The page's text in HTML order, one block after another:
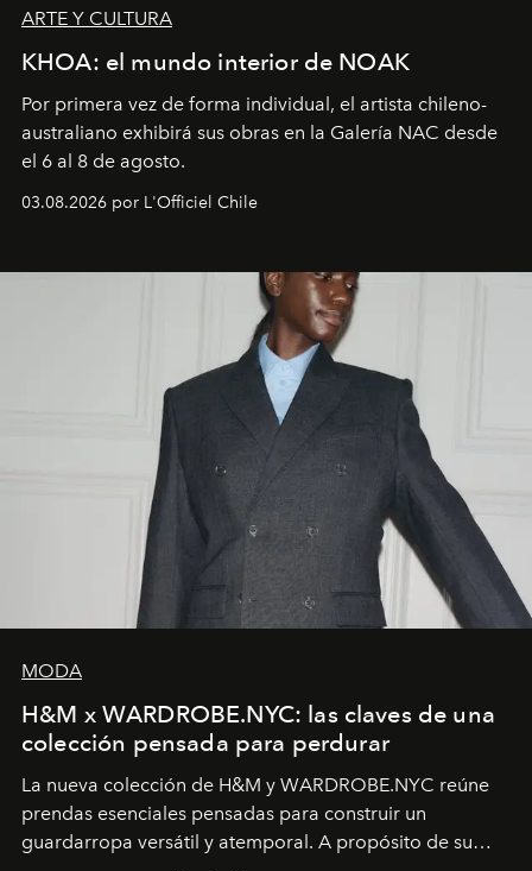
ARTE Y CULTURA
KHOA: el mundo interior de NOAK
Por primera vez de forma individual, el artista chileno-
australiano exhibirá sus obras en la Galería NAC desde
el 6 al 8 de agosto.
03.08.2026 por L'Officiel Chile
MODA
H&M x WARDROBE.NYC: las claves de una
colección pensada para perdurar
La nueva colección de H&M y WARDROBE.NYC reúne
prendas esenciales pensadas para construir un
guardarropa versátil y atemporal. A propósito de su